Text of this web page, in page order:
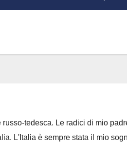
tedesca. Le radici di mio
L'Italia è sempre stata il mio